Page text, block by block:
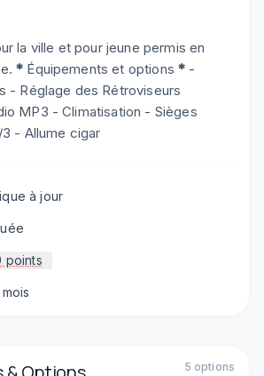
la ville et pour jeune permis en
* Équipements et options* -
- Réglage des Rétroviseurs
MP3 - Climatisation - Sièges
- Allume cigar
à jour
points
5 options